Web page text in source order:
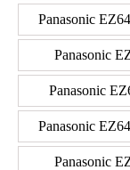
Panasonic
Panasonic
Panasonic
Panasonic
Panasonic